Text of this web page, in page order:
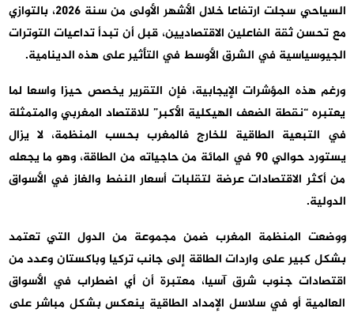
السياحي سجلت ارتفاعا خلال الأشهر الأولى من سنة 2026، بالتوازي
مع تحسن ثقة الفاعلين الاقتصاديين، قبل أن تبدأ تداعيات التوترات
الجيوسياسية في الشرق الأوسط في التأثير على هذه الدينامية.
ورغم هذه المؤشرات الإيجابية، فإن التقرير يخصص حيزا واسعا لما
يعتبره “نقطة الضعف الهيكلية الأكبر” للاقتصاد المغربي والمتمثلة
في التبعية الطاقية للخارج فالمغرب بحسب المنظمة، لا يزال
يستورد حوالي 90 في المائة من حاجياته من الطاقة، وهو ما يجعله
من أكثر الاقتصادات عرضة لتقلبات أسعار النفط والغاز في الأسواق
الدولية.
ووضعت المنظمة المغرب ضمن مجموعة من الدول التي تعتمد
بشكل كبير على واردات الطاقة إلى جانب تركيا وباكستان وعدد من
اقتصادات جنوب شرق آسيا، معتبرة أن أي اضطراب في الأسواق
العالمية أو في سلاسل الإمداد الطاقية ينعكس بشكل مباشر على